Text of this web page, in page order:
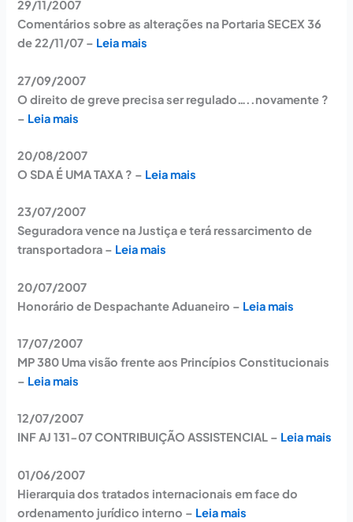
29/11/2007
Comentários sobre as alterações na Portaria SECEX 36
de 22/11/07 – Leia mais
27/09/2007
O direito de greve precisa ser regulado…..novamente ?
– Leia mais
20/08/2007
O SDA É UMA TAXA ? – Leia mais
23/07/2007
Seguradora vence na Justiça e terá ressarcimento de
transportadora – Leia mais
20/07/2007
Honorário de Despachante Aduaneiro – Leia mais
17/07/2007
MP 380 Uma visão frente aos Princípios Constitucionais
– Leia mais
12/07/2007
INF AJ 131-07 CONTRIBUIÇÃO ASSISTENCIAL – Leia mais
01/06/2007
Hierarquia dos tratados internacionais em face do
ordenamento jurídico interno – Leia mais